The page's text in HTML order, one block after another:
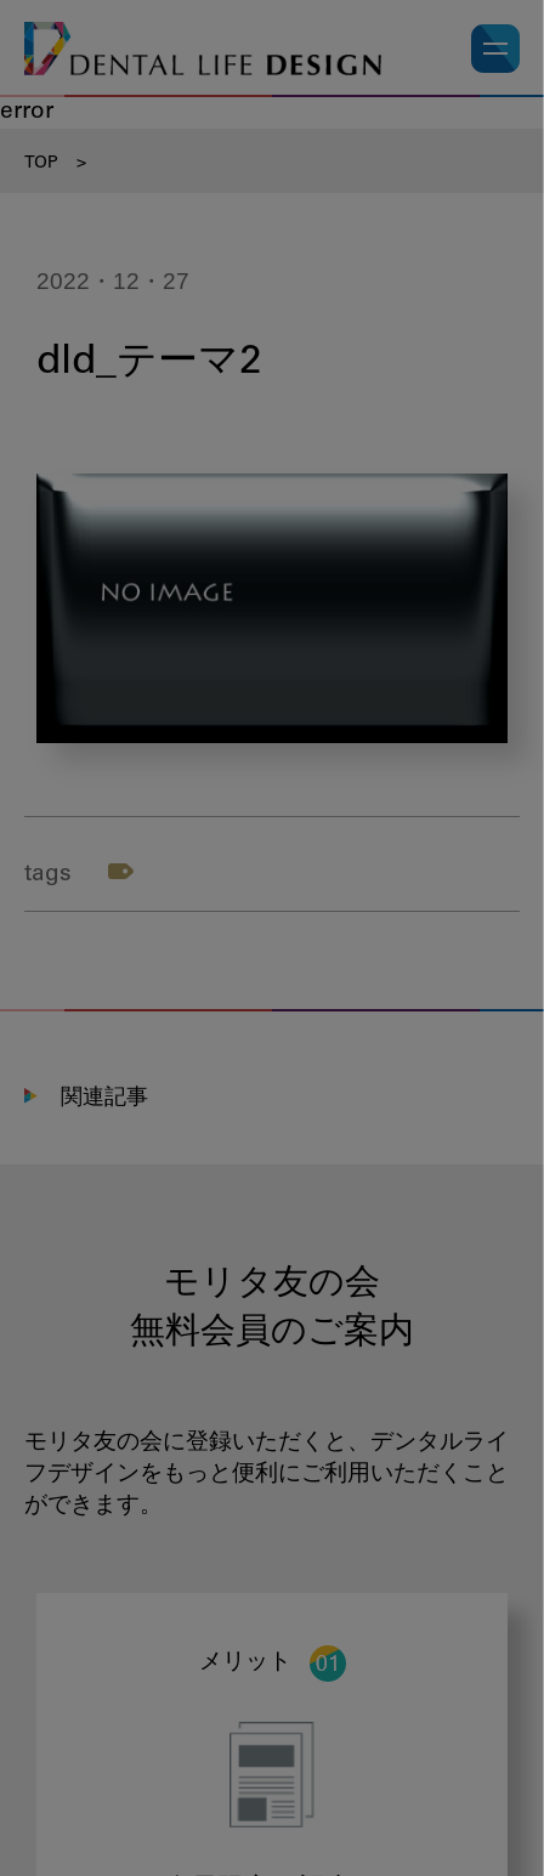
error
TOP >
2022・12・27
dld_テーマ2
ー
2
tags
関連記事
モリタ友の会
無料会員のご案内
モリタ友の会に登録いただくと、デンタルライ
フデザインをもっと便利にご利用いただくこと
ができます。
メリット